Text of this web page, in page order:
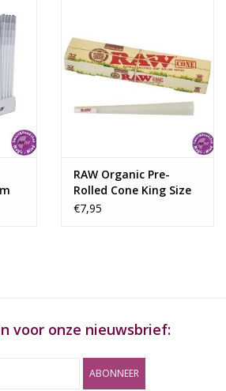
RAW Organic Pre-
Rolled Cone King Size
109mm 32 pc
€7,95
voor onze nieuwsbrief:
ABONNEER